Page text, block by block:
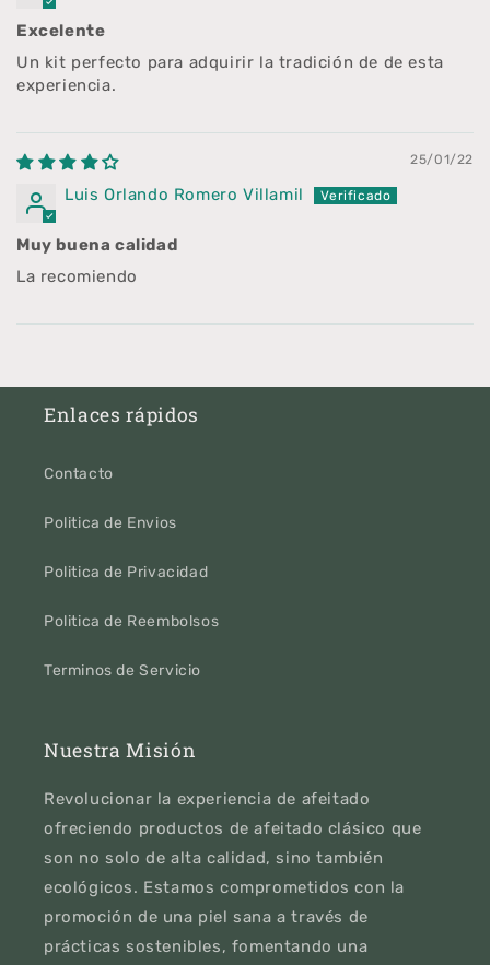
Excelente
Un kit perfecto para adquirir la tradición de de esta
experiencia.
25/01/22
Luis Orlando Romero Villamil
Muy buena calidad
La recomiendo
Enlaces rápidos
Contacto
Politica de Envios
Politica de Privacidad
Politica de Reembolsos
Terminos de Servicio
Nuestra Misión
Revolucionar la experiencia de afeitado
ofreciendo productos de afeitado clásico que
son no solo de alta calidad, sino también
ecológicos. Estamos comprometidos con la
promoción de una piel sana a través de
prácticas sostenibles, fomentando una